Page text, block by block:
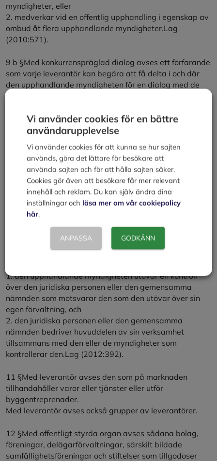
myndigheter, eller
2. medverkar vid en offentlig upphandling i egenskap av
ombud åt flera upphandlande myndigheter.Lag
(2010:571).
9 b §Med konkurrenspräglad dialog avses ett förfarande
som varje leverantör kan begära att få delta i och där
den upphandlande myndigheten för en dialog med de
anbudssökande som har bjudits in att delta i detta
10 §Med kontrakt avses ett skriftligt avtal med
1. sluts mellan en eller flera upphandlande myndigheter
och en eller flera leverantörer,
2. avser utförande av byggentreprenad, leverans av
varor eller tillhandahållande av tjänster, och
3. undertecknas av parterna eller signeras av dem med
en elektronisk signatur.
10 a §Med kontrakt enligt 10 § avses dock inte avtal
som sluts mellan en upphandlande myndighet och en
juridisk person eller en gemensam nämnd enligt
1. den upphandlande myndigheten utövar en kontroll
över den juridiska personen eller den gemensamma
nämnden som motsvarar den som den utövar över sin
egen förvaltning, och
2. den juridiska personen eller den gemensamma
nämnden bedriver huvuddelen av sin verksamhet
tillsammans med den eller de myndigheter som
kontrollerar den.Lag (2012:392).
11 §Med leverantör avses den som på marknaden
tillhandahåller varor eller tjänster eller utför
byggentreprenader.
Med leverantör avses också grupper av leverantörer.
12 §Med offentligt styrda organ avses sådana bolag,
föreningar, delägarförvaltningar, särskilt bildade
samfällighetsföreningar och stiftelser som tillgodoser
Vi använder cookies för en bättre
användarupplevelse
Vi använder cookies för att kunna se hur sajten
används, göra det lättare för besökare att
använda sajten och för att hålla sajten säker.
Cookies gör även att besökare får mer relevant
innehåll och reklam. Du kan själv ändra dina
inställningar och läsa mer om vår cookiepolicy
här.
ANPASSA GODKÄNN